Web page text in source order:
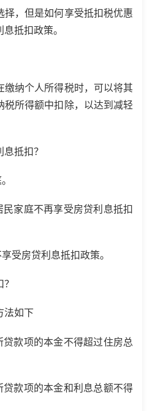
择，但是如何享受抵扣税优惠
抵扣政策。
缴纳个人所得税时，可以将其
税所得额中扣除，以达到减轻
抵扣？
家庭不再享受房贷利息抵扣
受房贷利息抵扣政策。
法如下
款项的本金不得超过住房总
款项的本金和利息总额不得